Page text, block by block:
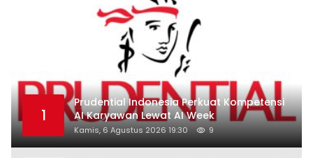
1
Prudential Indonesia Perkuat Kompetensi
AI Karyawan Lewat AI Week
Kamis, 6 Agustus 2026 19:30 9